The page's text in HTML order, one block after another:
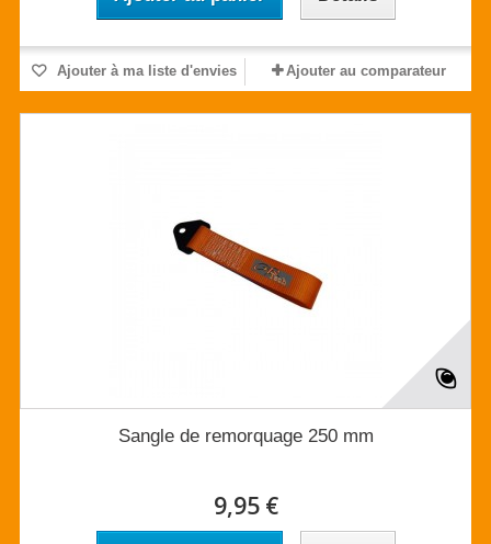
Ajouter à ma liste d'envies Ajouter au comparateur
Sangle de remorquage 250 mm
9,95 €